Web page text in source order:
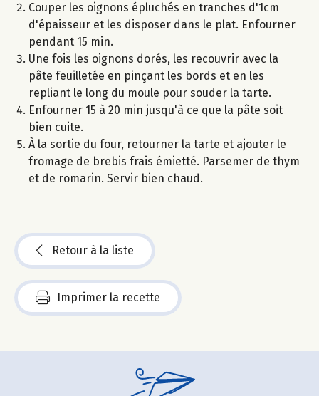
Couper les oignons épluchés en tranches d'1cm
d'épaisseur et les disposer dans le plat. Enfourner
pendant 15 min.
Une fois les oignons dorés, les recouvrir avec la
pâte feuilletée en pinçant les bords et en les
repliant le long du moule pour souder la tarte.
Enfourner 15 à 20 min jusqu'à ce que la pâte soit
bien cuite.
À la sortie du four, retourner la tarte et ajouter le
fromage de brebis frais émietté. Parsemer de thym
et de romarin. Servir bien chaud.
Retour à la liste
Imprimer la recette